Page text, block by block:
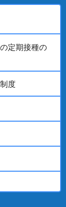
定期接種の
度